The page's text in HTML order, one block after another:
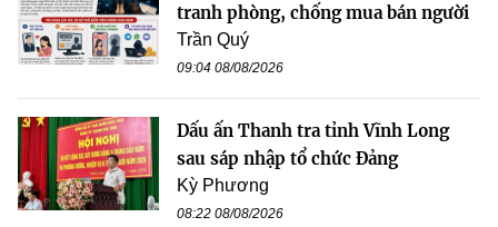
tranh phòng, chống mua bán người
Trần Quý
09:04 08/08/2026
Dấu ấn Thanh tra tỉnh Vĩnh Long
sau sáp nhập tổ chức Đảng
Kỳ Phương
08:22 08/08/2026